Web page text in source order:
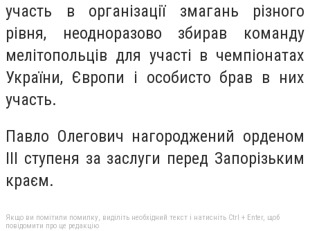
участь в організації змагань різного
рівня, неодноразово збирав команду
мелітопольців для участі в чемпіонатах
України, Європи і особисто брав в них
участь.
Павло Олегович нагороджений орденом
III ступеня за заслуги перед Запорізьким
краєм.
Якщо ви помітили помилку, виділіть необхідний текст і натисніть Ctrl + Enter, щоб
повідомити про це редакцію